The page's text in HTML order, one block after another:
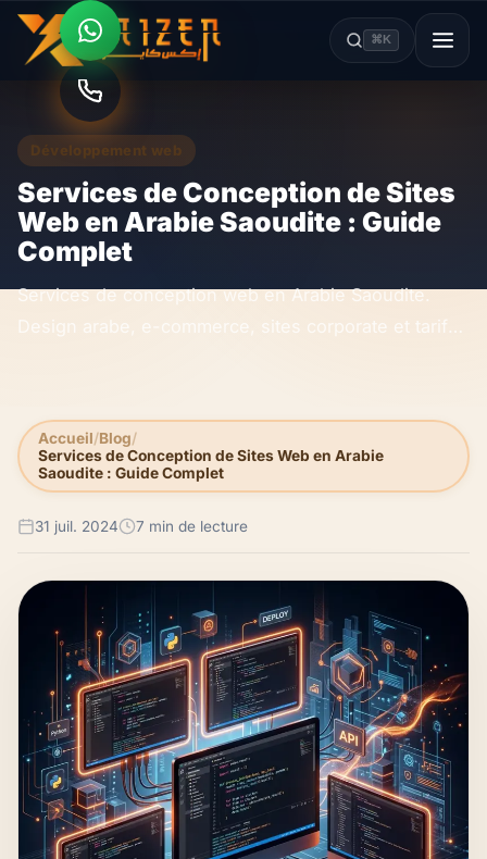
⌘K
Développement web
Services de Conception de Sites
Web en Arabie Saoudite : Guide
Complet
Services de conception web en Arabie Saoudite.
Design arabe, e-commerce, sites corporate et tarifs
Accueil Blog
Services de Conception de Sites Web en Arabie
Saoudite : Guide Complet
31 juil. 2024 7 min de lecture